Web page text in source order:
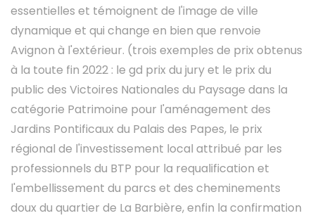
essentielles et témoignent de l'image de ville
dynamique et qui change en bien que renvoie
Avignon à l'extérieur. (trois exemples de prix obtenus
à la toute fin 2022 : le gd prix du jury et le prix du
public des Victoires Nationales du Paysage dans la
catégorie Patrimoine pour l'aménagement des
Jardins Pontificaux du Palais des Papes, le prix
régional de l'investissement local attribué par les
professionnels du BTP pour la requalification et
l'embellissement du parcs et des cheminements
doux du quartier de La Barbière, enfin la confirmation